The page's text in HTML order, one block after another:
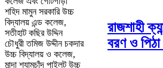
শহিদ মামুন সরকারি উচ্চ
বিদ্যালয় এন্ড কলেজ,
সতীহাট কছির উদ্দিন
চৌধুরী তমিজ উদ্দীন চকদার
উচ্চ বিদ্যালয় ও কলেজ,
মান্দা শ্যামচাঁদ পাইলট উচ্চ
রাজশাহী
বরণ ও